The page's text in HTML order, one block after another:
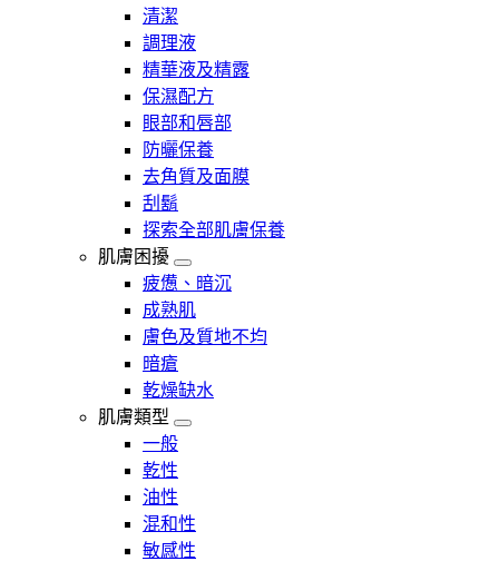
清潔
調理液
精華液及精露
保濕配方
眼部和唇部
防曬保養
去角質及面膜
刮鬍
探索全部肌膚保養
肌膚困擾
疲憊、暗沉
成熟肌
膚色及質地不均
暗瘡​
乾燥缺水
肌膚類型
一般
乾性
油性
混和性
敏感性